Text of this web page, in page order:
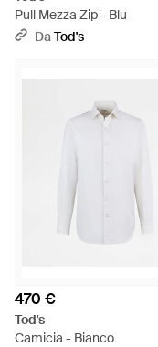
Pull Mezza Zip - Blu
DaTod's
470 €
Tod's
Camicia - Bianco